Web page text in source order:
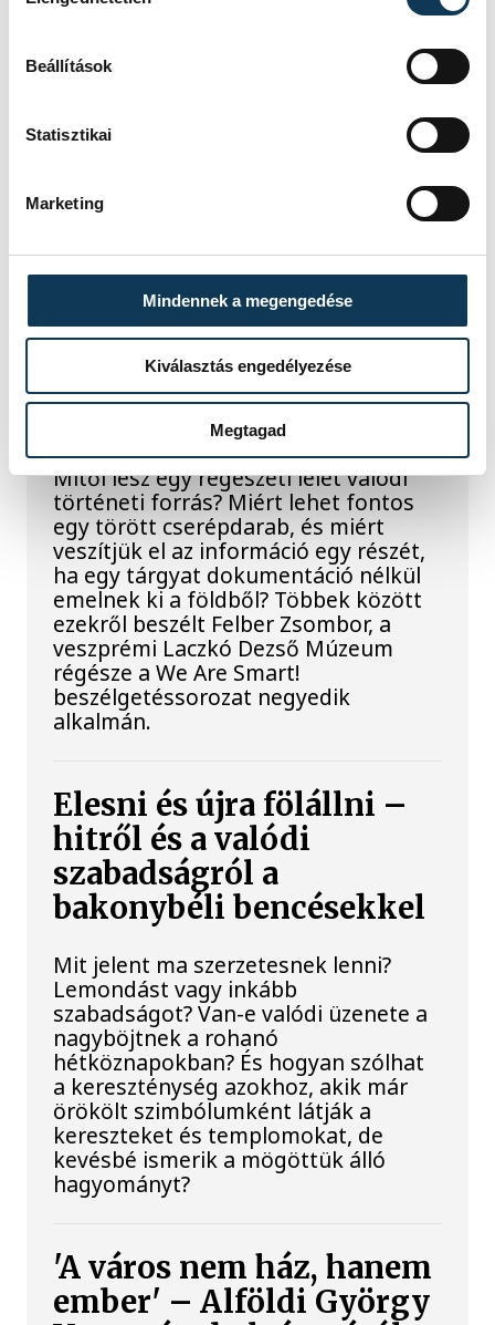
Beállítások
Statisztikai
Marketing
Mindennek a megengedése
Kiválasztás engedélyezése
Megtagad
KÖZÉLET
A lelet önmagában még
nem történet – Felber
Zsombor régész a föld
alatt rejtőző múltról
Mitől lesz egy régészeti lelet valódi
történeti forrás? Miért lehet fontos
egy törött cserépdarab, és miért
veszítjük el az információ egy részét,
ha egy tárgyat dokumentáció nélkül
emelnek ki a földből? Többek között
ezekről beszélt Felber Zsombor, a
veszprémi Laczkó Dezső Múzeum
régésze a We Are Smart!
beszélgetéssorozat negyedik
alkalmán.
Elesni és újra fölállni –
hitről és a valódi
szabadságról a
bakonybéli bencésekkel
Mit jelent ma szerzetesnek lenni?
Lemondást vagy inkább
szabadságot? Van-e valódi üzenete a
nagyböjtnek a rohanó
hétköznapokban? És hogyan szólhat
a kereszténység azokhoz, akik már
örökölt szimbólumként látják a
kereszteket és templomokat, de
kevésbé ismerik a mögöttük álló
hagyományt?
'A város nem ház, hanem
ember' – Alföldi György